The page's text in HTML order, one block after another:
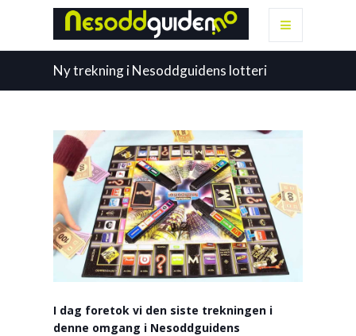
Ny trekning i Nesoddguidens lotteri
I dag foretok vi den siste trekningen i
denne omgang i Nesoddguidens